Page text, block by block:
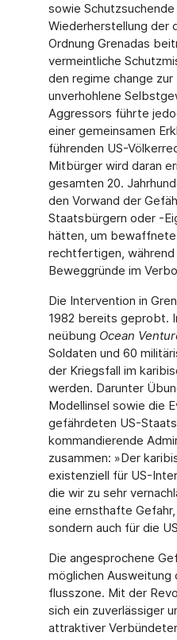
sowie
Wiederherstellung der
Ordnung Grena­das
vermeintliche
den regime change zur
unverhohlene
Aggressors führte
einer gemeinsamen
führenden US-
Mitbür­ger wird daran
gesamten 20.
den Vorwand der
Staatsbürgern oder -
hätten, um
rechtfertigen, während
Beweggründe im
Die Intervention in
1982 bereits geprobt.
neübung Ocean
Soldaten und 60
der Kriegsfall im
werden. Darunter
Modellinsel sowie die
gefährdeten US-
kommandieren­de
zusammen: »Der
existenziell für US-
die wir zu sehr
eine ernsthafte
sondern auch für die
Die angesprochene
möglichen
flusszone. Mit der
sich ein zuverlässiger
attraktiver